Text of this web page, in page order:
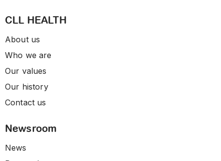
CLL HEALTH
About us
Who we are
Our values
Our history
Contact us
Newsroom
News